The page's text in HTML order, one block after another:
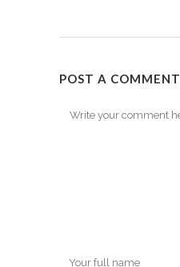
POST A COMMENT